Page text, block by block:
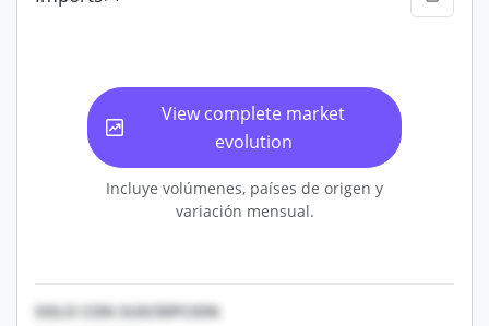
View complete market
evolution
Incluye volúmenes, países de origen y
variación mensual.
SOLO CON SUSCRIPCION